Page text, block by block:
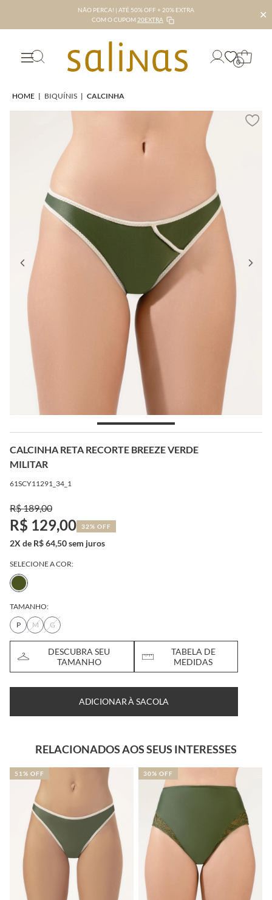
NÃO PERCA! | ATÉ 50% OFF + 20% EXTRA
COM O CUPOM 20EXTRA ✕
0
HOME | BIQUÍNIS | CALCINHA
CALCINHA RETA RECORTE BREEZE VERDE
MILITAR
61SCY11291_34_1
R$ 189,00
R$ 129,00 32% OFF
2X de R$ 64,50 sem juros
SELECIONE A COR:
TAMANHO:
P
M G
DESCUBRA SEU
TAMANHO
TABELA DE
MEDIDAS
ADICIONAR À SACOLA
RELACIONADOS AOS SEUS INTERESSES
51% OFF 30% OFF